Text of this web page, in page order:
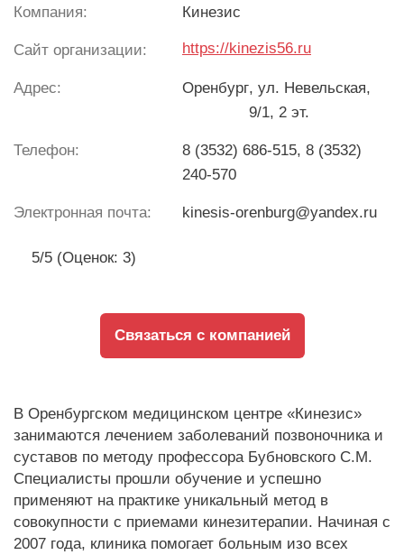
Компания: Кинезис
Сайт организации: https://kinezis56.ru
Адрес: Оренбург, ул. Невельская,
9/1, 2 эт.
Телефон:
8 (3532) 686-515, 8 (3532)
240-570
Электронная почта: kinesis-orenburg@yandex.ru
5/5 (Оценок: 3)
Связаться с компанией
В Оренбургском медицинском центре «Кинезис»
занимаются лечением заболеваний позвоночника и
суставов по методу профессора Бубновского С.М.
Специалисты прошли обучение и успешно
применяют на практике уникальный метод в
совокупности с приемами кинезитерапии. Начиная с
2007 года, клиника помогает больным изо всех